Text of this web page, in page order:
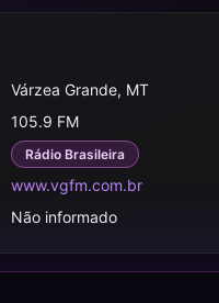
Várzea Grande, MT
105.9 FM
Rádio Brasileira
www.vgfm.com.br
Não informado